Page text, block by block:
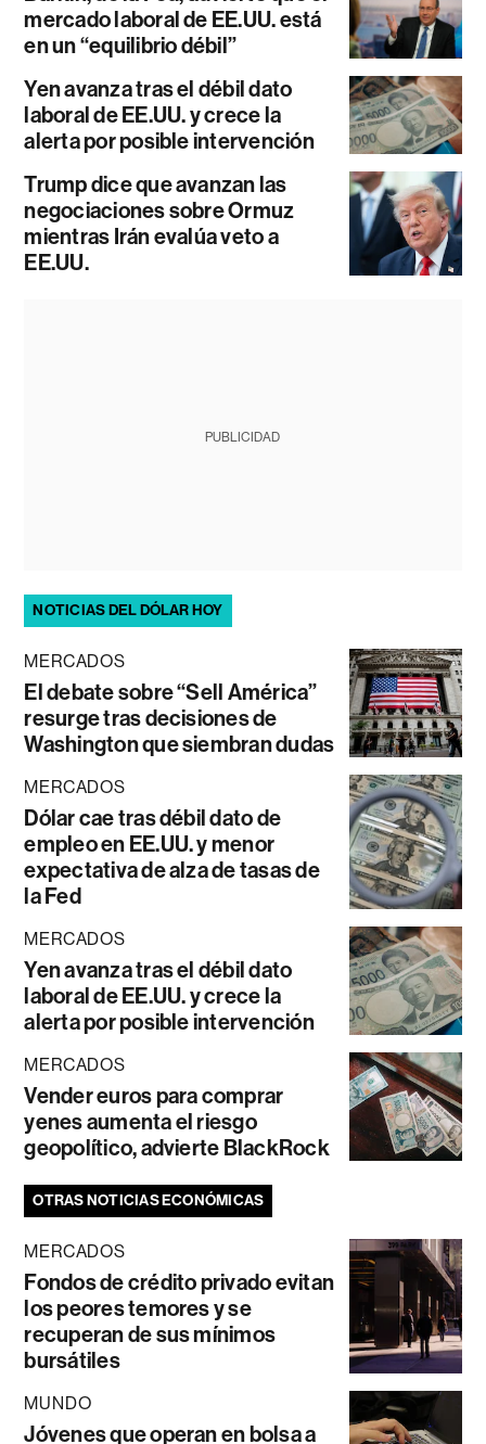
mercado laboral de EE.UU. está
en un “equilibrio débil”
Yen avanza tras el débil dato
laboral de EE.UU. y crece la
alerta por posible intervención
Trump dice que avanzan las
negociaciones sobre Ormuz
mientras Irán evalúa veto a
EE.UU.
PUBLICIDAD
NOTICIAS DEL DÓLAR HOY
MERCADOS
El debate sobre “Sell América”
resurge tras decisiones de
Washington que siembran dudas
MERCADOS
Dólar cae tras débil dato de
empleo en EE.UU. y menor
expectativa de alza de tasas de
la Fed
MERCADOS
Yen avanza tras el débil dato
laboral de EE.UU. y crece la
alerta por posible intervención
MERCADOS
Vender euros para comprar
yenes aumenta el riesgo
geopolítico, advierte BlackRock
OTRAS NOTICIAS ECONÓMICAS
MERCADOS
Fondos de crédito privado evitan
los peores temores y se
recuperan de sus mínimos
bursátiles
MUNDO
Jóvenes que operan en bolsa a